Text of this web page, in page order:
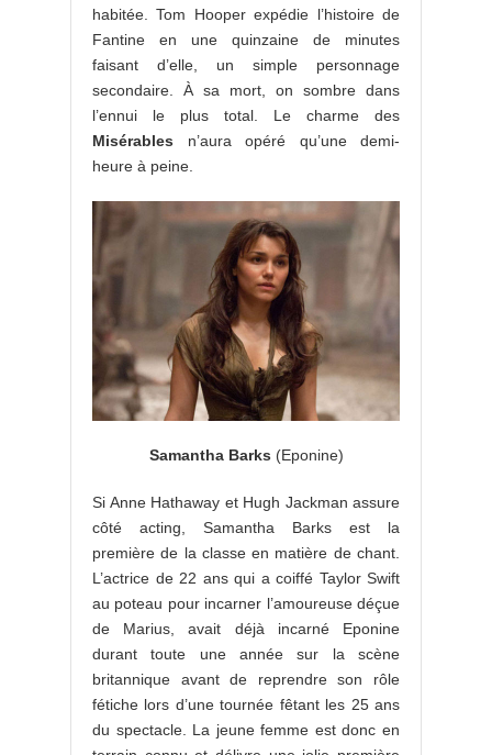
habitée. Tom Hooper expédie l’histoire de
Fantine en une quinzaine de minutes
faisant d’elle, un simple personnage
secondaire. À sa mort, on sombre dans
l’ennui le plus total. Le charme des
Misérables n’aura opéré qu’une demi-
heure à peine.
Samantha Barks (Eponine)
Si Anne Hathaway et Hugh Jackman assure
côté acting, Samantha Barks est la
première de la classe en matière de chant.
L’actrice de 22 ans qui a coiffé Taylor Swift
au poteau pour incarner l’amoureuse déçue
de Marius, avait déjà incarné Eponine
durant toute une année sur la scène
britannique avant de reprendre son rôle
fétiche lors d’une tournée fêtant les 25 ans
du spectacle. La jeune femme est donc en